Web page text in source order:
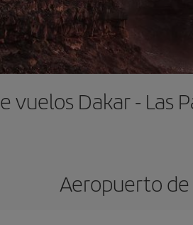
vuelos Dakar - Las
Aeropuerto